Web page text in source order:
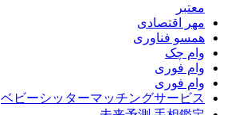
معتبر
مهر اقتصادی
همسو فناوری
وام چک
وام فوری
وام فوری
ベビーシッターマッチングサービス